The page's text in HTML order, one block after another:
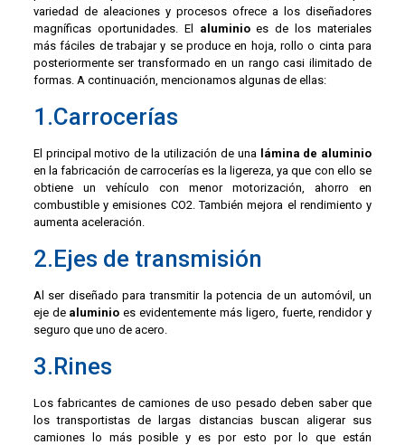
variedad de aleaciones y procesos ofrece a los diseñadores
magníficas oportunidades. El aluminioes de los materiales
más fáciles de trabajar y se produce en hoja, rollo o cinta para
posteriormente ser transformado en un rango casi ilimitado de
formas. A continuación, mencionamos algunas de ellas:
1.Carrocerías
El principal motivo de la utilización de una lámina de aluminio
en la fabricación de carrocerías es la ligereza, ya que con ello se
obtiene un vehículo con menor motorización, ahorro en
combustible y emisiones CO2. También mejora el rendimiento y
aumenta aceleración.
2.Ejes de transmisión
Al ser diseñado para transmitir la potencia de un automóvil, un
eje de aluminio es evidentemente más ligero, fuerte, rendidor y
seguro que uno de acero.
3.Rines
Los fabricantes de camiones de uso pesado deben saber que
los transportistas de largas distancias buscan aligerar sus
camiones lo más posible y es por esto por lo que están